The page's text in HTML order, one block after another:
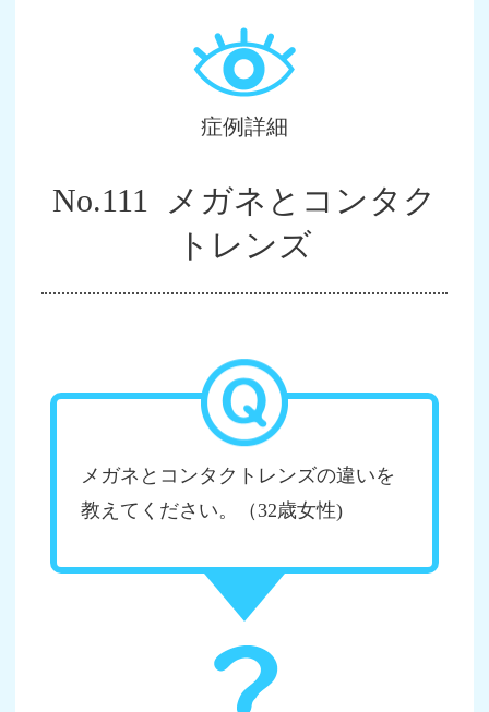
症例詳細
No.111 メガネとコンタク
トレンズ
メガネとコンタクトレンズの違いを
教えてください。（32歳女性)